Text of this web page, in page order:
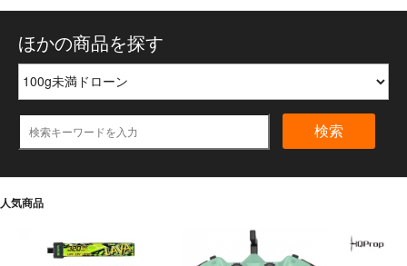
ほかの商品を探す
検索
人気商品